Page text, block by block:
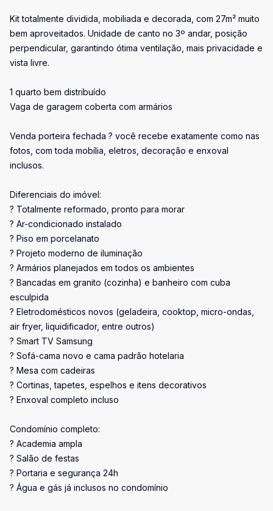
Kit totalmente dividida, mobiliada e decorada, com 27m² muito
bem aproveitados. Unidade de canto no 3º andar, posição
perpendicular, garantindo ótima ventilação, mais privacidade e
vista livre.
1 quarto bem distribuído
Vaga de garagem coberta com armários
Venda porteira fechada ? você recebe exatamente como nas
fotos, com toda mobília, eletros, decoração e enxoval
inclusos.
Diferenciais do imóvel:
? Totalmente reformado, pronto para morar
? Ar-condicionado instalado
? Piso em porcelanato
? Projeto moderno de iluminação
? Armários planejados em todos os ambientes
? Bancadas em granito (cozinha) e banheiro com cuba
esculpida
? Eletrodomésticos novos (geladeira, cooktop, micro-ondas,
air fryer, liquidificador, entre outros)
? Smart TV Samsung
? Sofá-cama novo e cama padrão hotelaria
? Mesa com cadeiras
? Cortinas, tapetes, espelhos e itens decorativos
? Enxoval completo incluso
Condomínio completo:
? Academia ampla
? Salão de festas
? Portaria e segurança 24h
? Água e gás já inclusos no condomínio